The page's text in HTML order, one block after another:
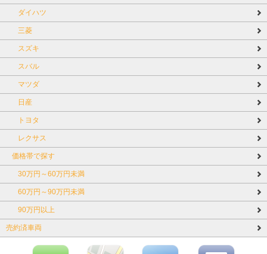
ダイハツ
三菱
スズキ
スバル
マツダ
日産
トヨタ
レクサス
価格帯で探す
30万円～60万円未満
60万円～90万円未満
90万円以上
売約済車両